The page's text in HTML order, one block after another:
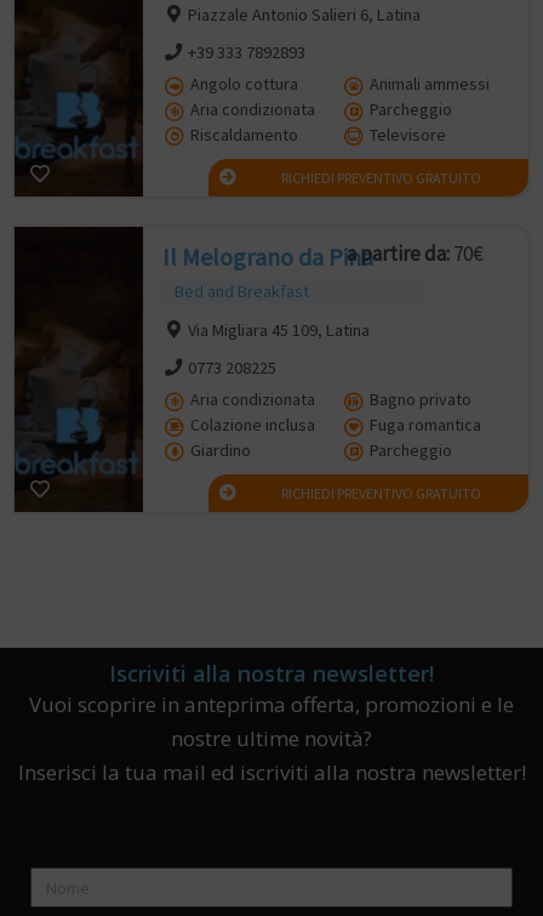
Piazzale Antonio Salieri 6, Latina
+39 333 7892893
Angolo cottura
Animali ammessi
Aria condizionata
Parcheggio
Riscaldamento
Televisore
RICHIEDI PREVENTIVO GRATUITO
Il Melograno da Pina
Bed and Breakfast
a partire da:70€
Via Migliara 45 109, Latina
0773 208225
Aria condizionata
Bagno privato
Colazione inclusa
Fuga romantica
Giardino
Parcheggio
RICHIEDI PREVENTIVO GRATUITO
Iscriviti alla nostra newsletter!
Vuoi scoprire in anteprima offerta, promozioni e le
nostre ultime novità?
Inserisci la tua mail ed iscriviti alla nostra newsletter!